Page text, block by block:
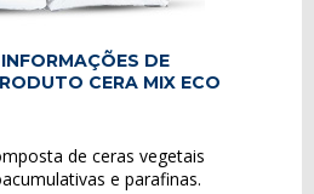
DE
CERA MIX ECO
de ceras vegetais
e parafinas.